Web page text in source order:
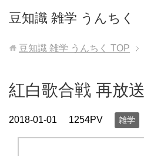
豆知識 雑学 うんちく
豆知識 雑学 うんちく TOP
紅白歌合戦 再放送
2018-01-01 1254PV 雑学